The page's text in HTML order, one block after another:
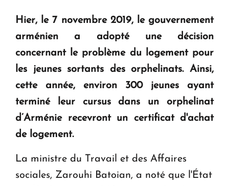
KASA : 30 ans d'audace, de résilience et d'avenir
en Arménie
Le premier hôtel Hyatt Regency d'Arménie
ouvrira ses portes à Dilijan
Hier, le 7 novembre 2019, le gouvernement
arménien a adopté une décision
concernant le problème du logement pour
les jeunes sortants des orphelinats. Ainsi,
cette année, environ 300 jeunes ayant
terminé leur cursus dans un orphelinat
d’Arménie recevront un certificat d'achat
de logement.
La ministre du Travail et des Affaires
sociales, Zarouhi Batoian, a noté que l'État